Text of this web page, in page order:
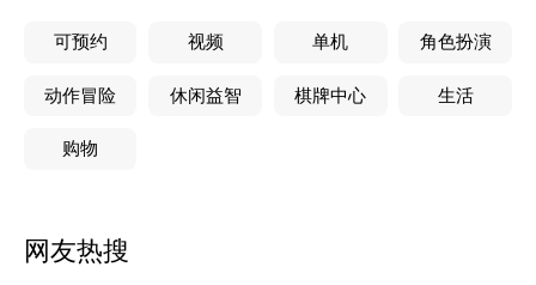
可预约 视频 单机 角色扮演
动作冒险 休闲益智 棋牌中心 生活
购物
网友热搜